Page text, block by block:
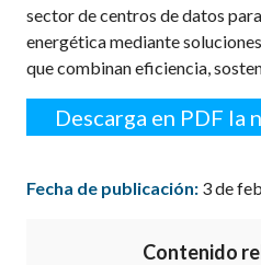
sector de centros de datos
energética mediante
que combinan eficiencia,
Descarga en PDF la
Fecha de publicación: 3 de
Contenido